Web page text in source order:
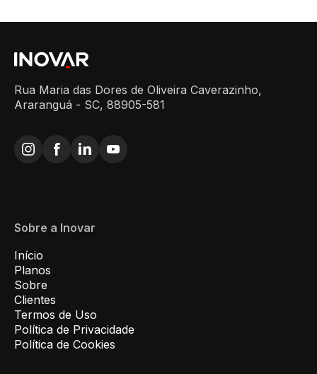
Rua Maria das Dores de Oliveira Caverazinho,
Araranguá - SC, 88905-581
Sobre a Inovar
Início
Planos
Sobre
Clientes
Termos de Uso
Política de Privacidade
Política de Cookies